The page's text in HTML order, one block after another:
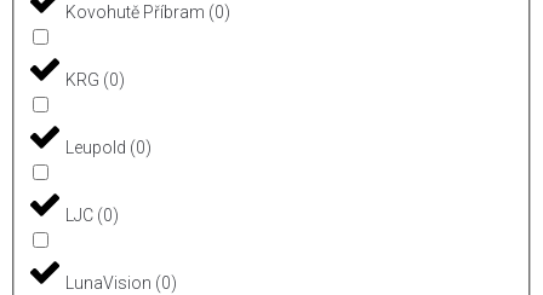
Kovohutě Příbram (0)
KRG (0)
Leupold (0)
LJC (0)
LunaVision (0)